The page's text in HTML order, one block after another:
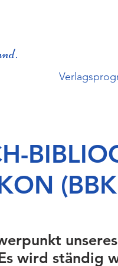
wird ständig